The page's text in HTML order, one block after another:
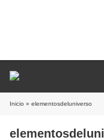
Inicio » elementosdeluniverso